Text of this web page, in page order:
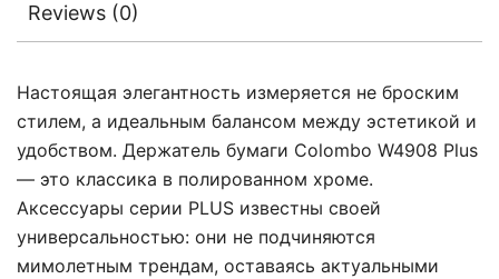
Reviews (0)
Настоящая элегантность измеряется не броским
стилем, а идеальным балансом между эстетикой и
удобством. Держатель бумаги Colombo W4908 Plus
— это классика в полированном хроме.
Аксессуары серии PLUS известны своей
универсальностью: они не подчиняются
мимолетным трендам, оставаясь актуальными